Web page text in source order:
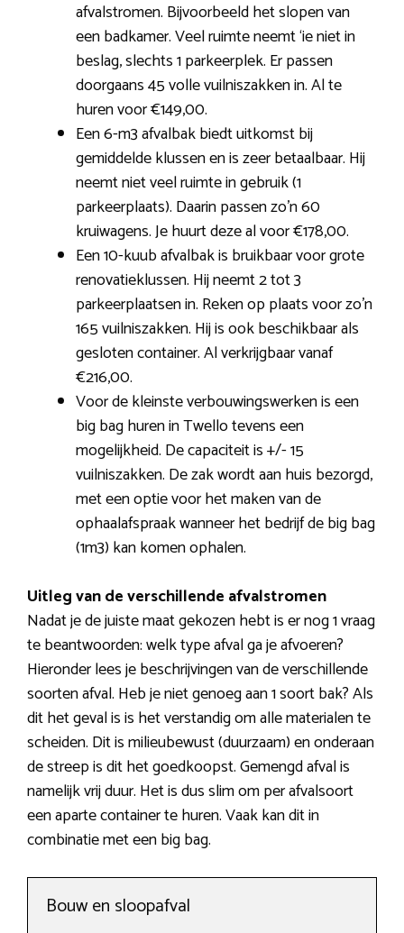
afvalstromen. Bijvoorbeeld het slopen van
een badkamer. Veel ruimte neemt ‘ie niet in
beslag, slechts 1 parkeerplek. Er passen
doorgaans 45 volle vuilniszakken in. Al te
huren voor €149,00.
Een 6-m3 afvalbak biedt uitkomst bij
gemiddelde klussen en is zeer betaalbaar. Hij
neemt niet veel ruimte in gebruik (1
parkeerplaats). Daarin passen zo’n 60
kruiwagens. Je huurt deze al voor €178,00.
Een 10-kuub afvalbak is bruikbaar voor grote
renovatieklussen. Hij neemt 2 tot 3
parkeerplaatsen in. Reken op plaats voor zo’n
165 vuilniszakken. Hij is ook beschikbaar als
gesloten container. Al verkrijgbaar vanaf
€216,00.
Voor de kleinste verbouwingswerken is een
big bag huren in Twello tevens een
mogelijkheid. De capaciteit is +/- 15
vuilniszakken. De zak wordt aan huis bezorgd,
met een optie voor het maken van de
ophaalafspraak wanneer het bedrijf de big bag
(1m3) kan komen ophalen.
Uitleg van de verschillende afvalstromen
Nadat je de juiste maat gekozen hebt is er nog 1 vraag
te beantwoorden: welk type afval ga je afvoeren?
Hieronder lees je beschrijvingen van de verschillende
soorten afval. Heb je niet genoeg aan 1 soort bak? Als
dit het geval is is het verstandig om alle materialen te
scheiden. Dit is milieubewust (duurzaam) en onderaan
de streep is dit het goedkoopst. Gemengd afval is
namelijk vrij duur. Het is dus slim om per afvalsoort
een aparte container te huren. Vaak kan dit in
combinatie met een big bag.
Bouw en sloopafval